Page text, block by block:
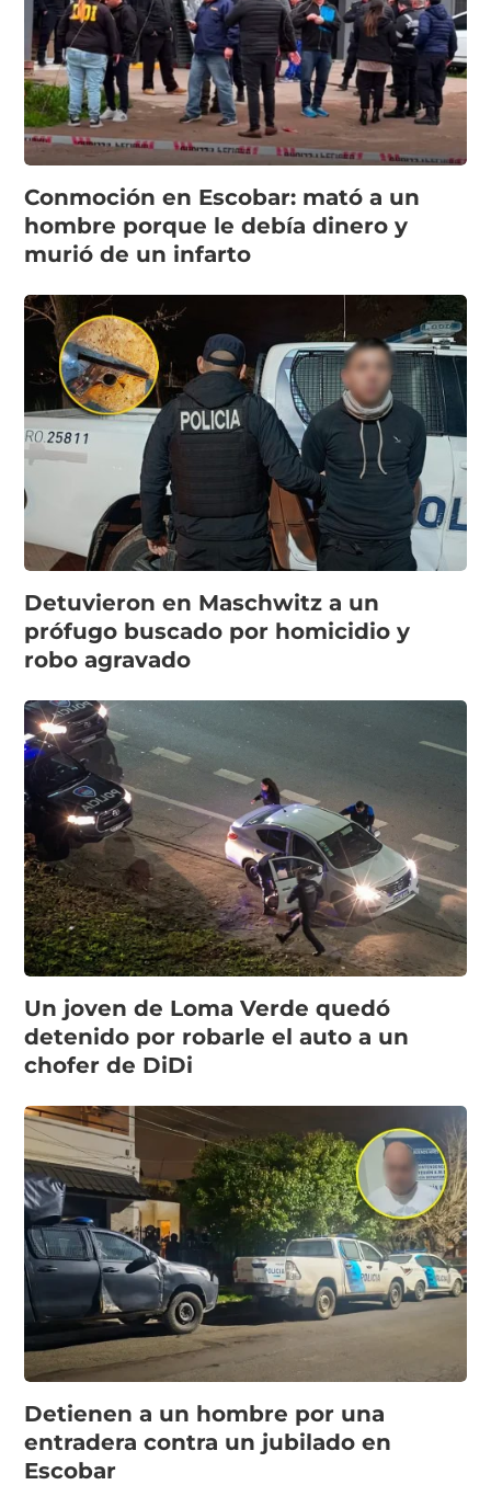
Conmoción en Escobar: mató a un
hombre porque le debía dinero y
murió de un infarto
Detuvieron en Maschwitz a un
prófugo buscado por homicidio y
robo agravado
Un joven de Loma Verde quedó
detenido por robarle el auto a un
chofer de DiDi
Detienen a un hombre por una
entradera contra un jubilado en
Escobar